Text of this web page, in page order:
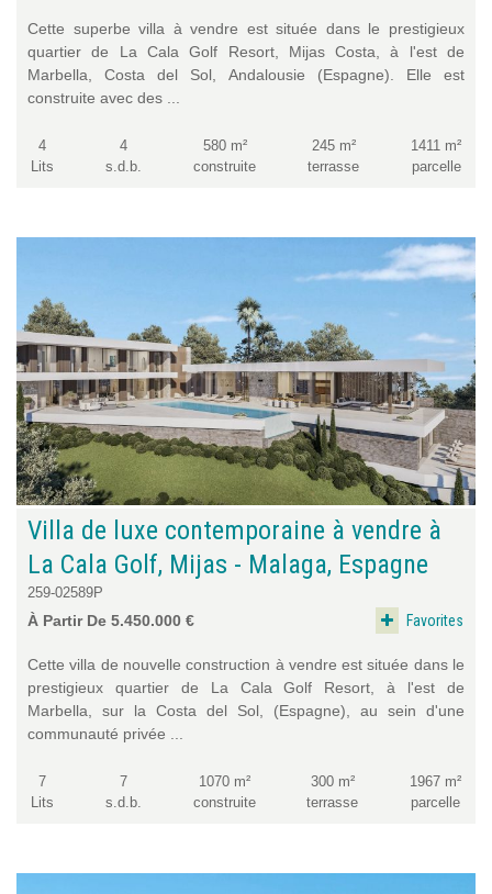
Cette superbe villa à vendre est située dans le prestigieux
quartier de La Cala Golf Resort, Mijas Costa, à l'est de
Marbella, Costa del Sol, Andalousie (Espagne). Elle est
construite avec des ...
4
Lits
4
s.d.b.
580 m²
construite
245 m²
terrasse
1411 m²
parcelle
Villa de luxe contemporaine à vendre à
La Cala Golf, Mijas - Malaga, Espagne
259-02589P
À Partir De 5.450.000 € Favorites
Cette villa de nouvelle construction à vendre est située dans le
prestigieux quartier de La Cala Golf Resort, à l'est de
Marbella, sur la Costa del Sol, (Espagne), au sein d'une
communauté privée ...
7
Lits
7
s.d.b.
1070 m²
construite
300 m²
terrasse
1967 m²
parcelle